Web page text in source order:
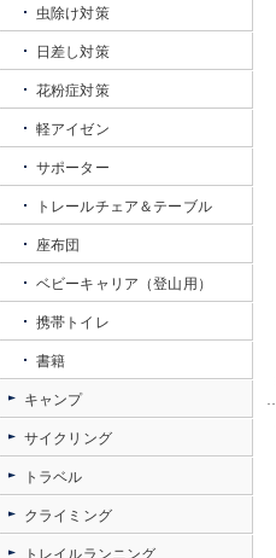
虫除け対策
日差し対策
花粉症対策
軽アイゼン
サポーター
トレールチェア＆テーブル
座布団
ベビーキャリア（登山用）
携帯トイレ
書籍
キャンプ
サイクリング
トラベル
クライミング
トレイルランニング